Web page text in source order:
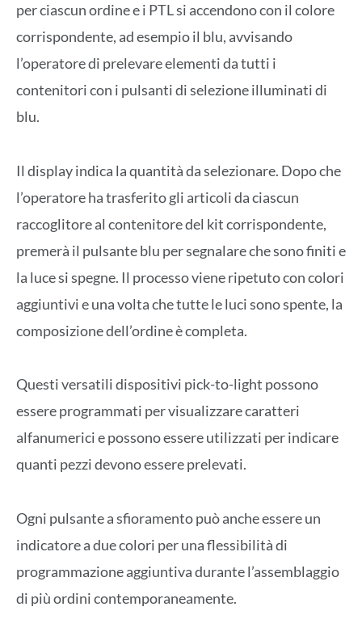
per ciascun ordine e i PTL si accendono con il colore
corrispondente, ad esempio il blu, avvisando
l’operatore di prelevare elementi da tutti i
contenitori con i pulsanti di selezione illuminati di
blu.
Il display indica la quantità da selezionare. Dopo che
l’operatore ha trasferito gli articoli da ciascun
raccoglitore al contenitore del kit corrispondente,
premerà il pulsante blu per segnalare che sono finiti e
la luce si spegne. Il processo viene ripetuto con colori
aggiuntivi e una volta che tutte le luci sono spente, la
composizione dell’ordine è completa.
Questi versatili dispositivi pick-to-light possono
essere programmati per visualizzare caratteri
alfanumerici e possono essere utilizzati per indicare
quanti pezzi devono essere prelevati.
Ogni pulsante a sfioramento può anche essere un
indicatore a due colori per una flessibilità di
programmazione aggiuntiva durante l’assemblaggio
di più ordini contemporaneamente.